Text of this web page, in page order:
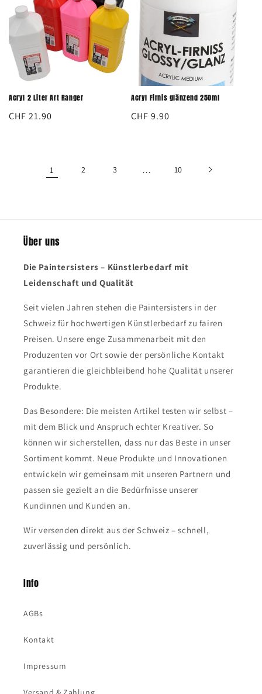
Acryl 2 Liter Art Ranger
Normaler
CHF 21.90
Acryl Firnis glänzend 250ml
Normaler
CHF 9.90
1 2 3 … 10
Über uns
Die Paintersisters – Künstlerbedarf mit
Leidenschaft und Qualität
Seit vielen Jahren stehen die Paintersisters in der
Schweiz für hochwertigen Künstlerbedarf zu fairen
Preisen. Unsere enge Zusammenarbeit mit den
Produzenten vor Ort sowie der persönliche Kontakt
garantieren die gleichbleibend hohe Qualität unserer
Produkte.
Das Besondere: Die meisten Artikel testen wir selbst –
mit dem Blick und Anspruch echter Kreativer. So
können wir sicherstellen, dass nur das Beste in unser
Sortiment kommt. Neue Produkte und Innovationen
entwickeln wir gemeinsam mit unseren Partnern und
passen sie gezielt an die Bedürfnisse unserer
Kundinnen und Kunden an.
Wir versenden direkt aus der Schweiz – schnell,
zuverlässig und persönlich.
Info
AGBs
Kontakt
Impressum